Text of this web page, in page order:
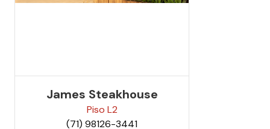
James Steakhouse
Piso L2
(71) 98126-3441